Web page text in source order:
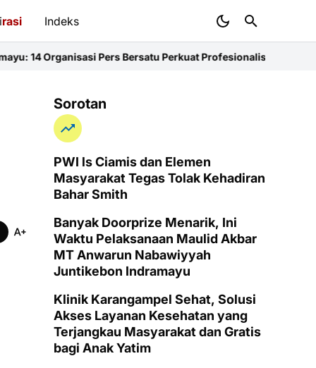
rasi Indeks
Pers Bersatu Perkuat Profesionalisme dan KEJDiduga Sunat
Sorotan
PWI ls Ciamis dan Elemen
Masyarakat Tegas Tolak Kehadiran
Bahar Smith
Banyak Doorprize Menarik, Ini
Waktu Pelaksanaan Maulid Akbar
MT Anwarun Nabawiyyah
Juntikebon Indramayu
Klinik Karangampel Sehat, Solusi
Akses Layanan Kesehatan yang
Terjangkau Masyarakat dan Gratis
bagi Anak Yatim